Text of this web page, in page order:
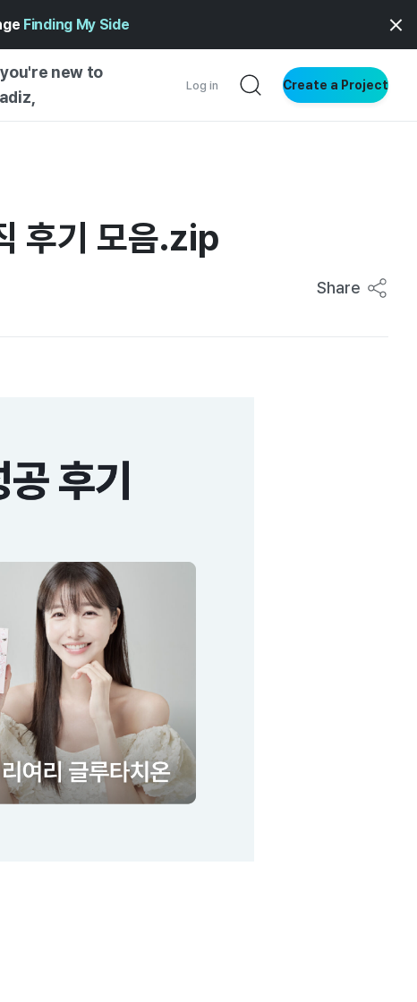
Finding My Side
new to
Log in Create a Project
WRITING
후기 모음.zip
Share